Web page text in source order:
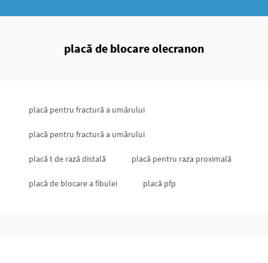
placă de blocare olecranon
placă pentru fractură a umărului
placă pentru fractură a umărului
placă t de rază distală placă pentru raza proximală
placă de blocare a fibulei placă pfp